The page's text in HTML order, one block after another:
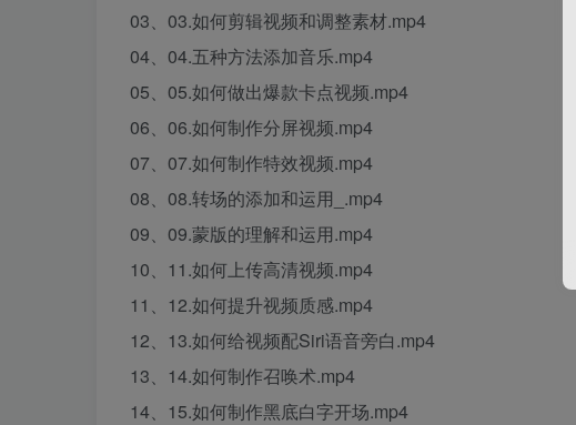
03、03.如何剪辑视频和调整素材.mp4
04、04.五种方法添加音乐.mp4
05、05.如何做出爆款卡点视频.mp4
06、06.如何制作分屏视频.mp4
07、07.如何制作特效视频.mp4
08、08.转场的添加和运用_.mp4
09、09.蒙版的理解和运用.mp4
10、11.如何上传高清视频.mp4
11、12.如何提升视频质感.mp4
12、13.如何给视频配Siri语音旁白.mp4
13、14.如何制作召唤术.mp4
14、15.如何制作黑底白字开场.mp4